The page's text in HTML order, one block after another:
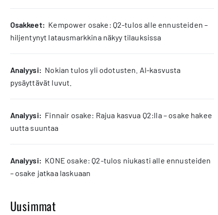
osakkeet: Kempower osake: Q2-tulos alle ennusteiden –
hiljentynyt latausmarkkina näkyy tilauksissa
analyysi: Nokian tulos yli odotusten. AI-kasvusta
pysäyttävät luvut.
analyysi: Finnair osake: Rajua kasvua Q2:lla – osake hakee
uutta suuntaa
analyysi: KONE osake: Q2-tulos niukasti alle ennusteiden
– osake jatkaa laskuaan
Uusimmat